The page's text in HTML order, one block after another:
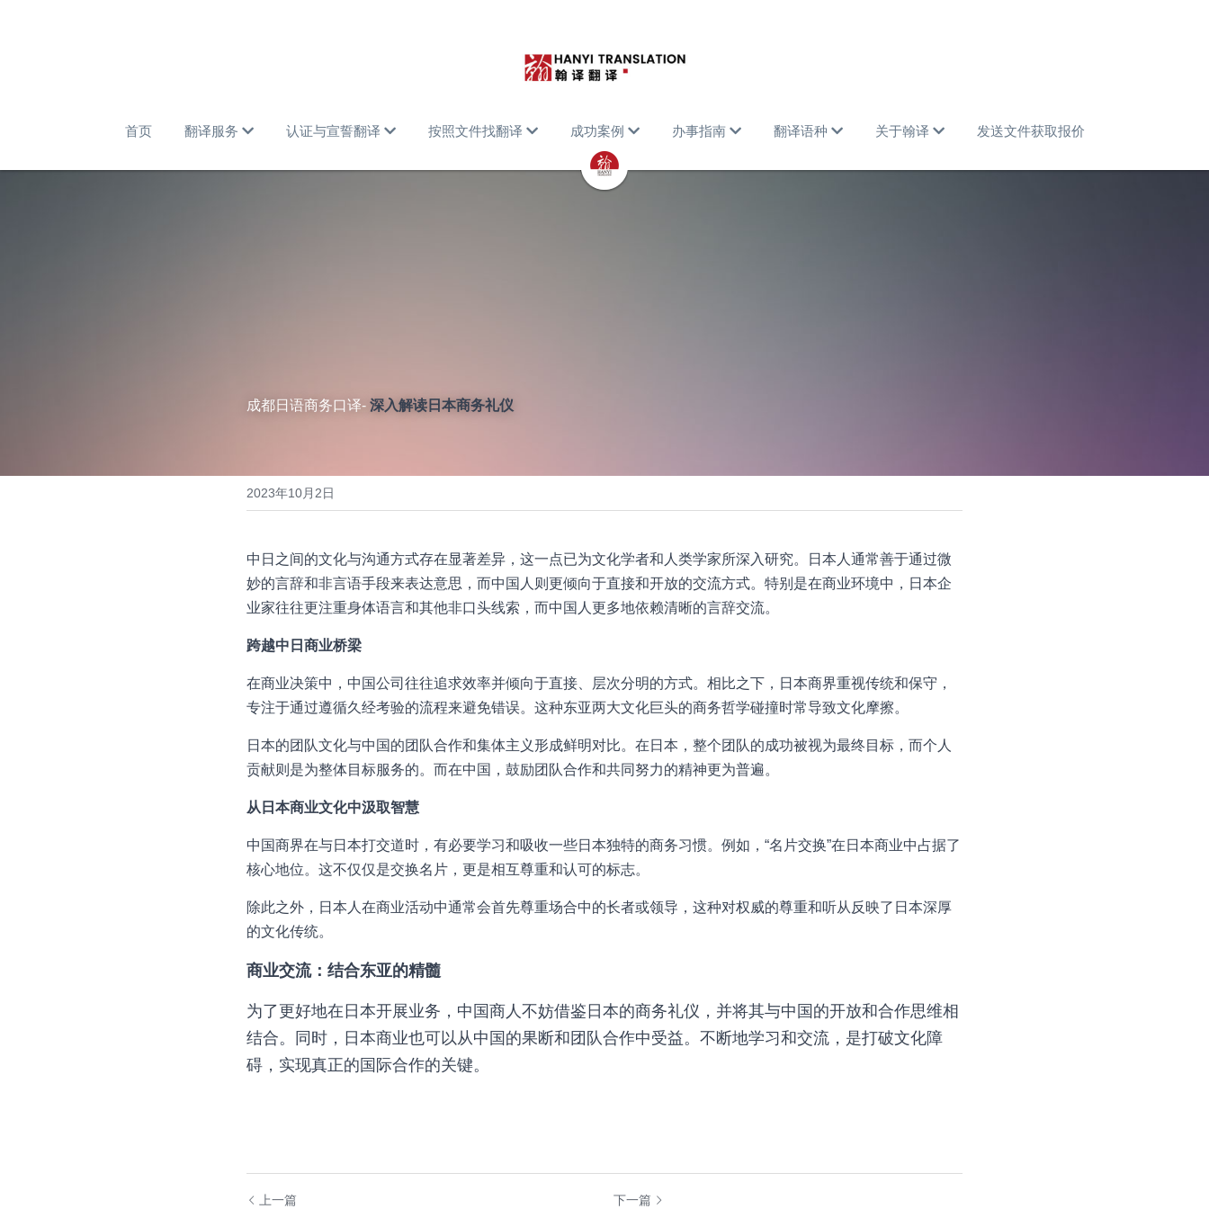
首页 翻译服务 认证与宣誓翻译 按照文件找翻译 成功案例 办事指南 翻译语种 关于翰译 发送文件获取报价
成都日语商务口译- 深入解读日本商务礼仪
2023年10月2日
中日之间的文化与沟通方式存在显著差异，这一点已为文化学者和人类学家所深入研究。日本人通常善于通过微
妙的言辞和非言语手段来表达意思，而中国人则更倾向于直接和开放的交流方式。特别是在商业环境中，日本企
业家往往更注重身体语言和其他非口头线索，而中国人更多地依赖清晰的言辞交流。
跨越中日商业桥梁
在商业决策中，中国公司往往追求效率并倾向于直接、层次分明的方式。相比之下，日本商界重视传统和保守，
专注于通过遵循久经考验的流程来避免错误。这种东亚两大文化巨头的商务哲学碰撞时常导致文化摩擦。
日本的团队文化与中国的团队合作和集体主义形成鲜明对比。在日本，整个团队的成功被视为最终目标，而个人
贡献则是为整体目标服务的。而在中国，鼓励团队合作和共同努力的精神更为普遍。
从日本商业文化中汲取智慧
中国商界在与日本打交道时，有必要学习和吸收一些日本独特的商务习惯。例如，“名片交换”在日本商业中占据了
核心地位。这不仅仅是交换名片，更是相互尊重和认可的标志。
除此之外，日本人在商业活动中通常会首先尊重场合中的长者或领导，这种对权威的尊重和听从反映了日本深厚
的文化传统。
商业交流：结合东亚的精髓
为了更好地在日本开展业务，中国商人不妨借鉴日本的商务礼仪，并将其与中国的开放和合作思维相
结合。同时，日本商业也可以从中国的果断和团队合作中受益。不断地学习和交流，是打破文化障
碍，实现真正的国际合作的关键。
上一篇 下一篇